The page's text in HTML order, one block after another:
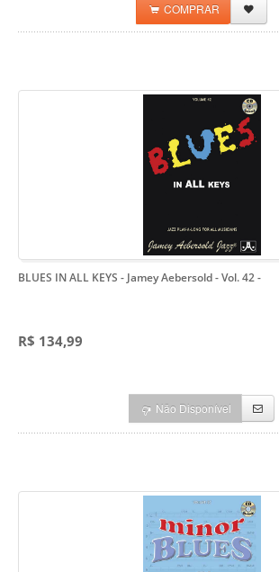
COMPRAR
BLUES IN ALL KEYS - Jamey Aebersold - Vol. 42-
R$ 134,99
Não Disponível